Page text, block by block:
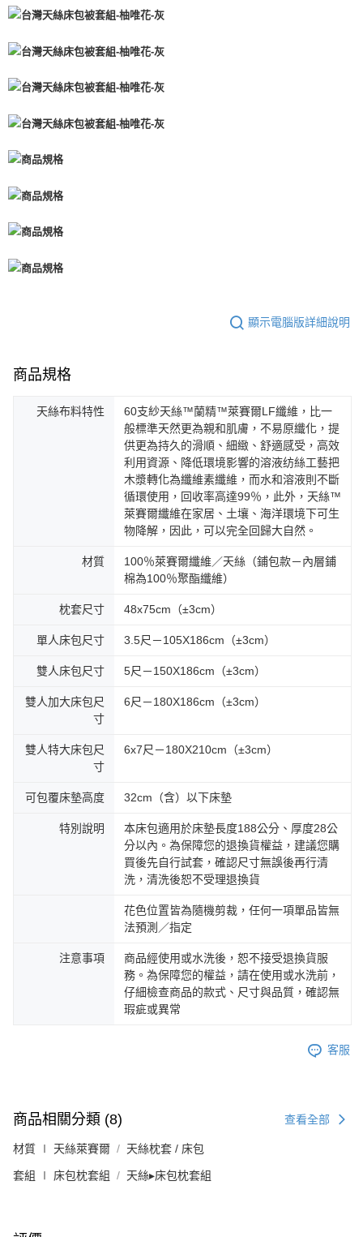
顯示電腦版詳細說明
商品規格
天絲布料特性
60支紗天絲™蘭精™萊賽爾LF纖維，比一
般標準天然更為親和肌膚，不易原纖化，提
供更為持久的滑順、細緻、舒適感受，高效
利用資源、降低環境影響的溶液纺絲工藝把
木漿轉化為纖維素纖維，而水和溶液則不斷
循環使用，回收率高達99％，此外，天絲™
萊賽爾纖維在家居、土壤、海洋環境下可生
物降解，因此，可以完全回歸大自然。
材質
100％萊賽爾纖維／天絲（鋪包款－內層鋪
棉為100％聚酯纖維）
枕套尺寸 48x75cm（±3cm）
單人床包尺寸 3.5尺－105X186cm（±3cm）
雙人床包尺寸 5尺－150X186cm（±3cm）
雙人加大床包尺
寸
6尺－180X186cm（±3cm）
雙人特大床包尺
寸
6x7尺－180X210cm（±3cm）
可包覆床墊高度 32cm（含）以下床墊
特別說明
本床包適用於床墊長度188公分、厚度28公
分以內。為保障您的退換貨權益，建議您購
買後先自行試套，確認尺寸無誤後再行清
洗，清洗後恕不受理退換貨
花色位置皆為隨機剪裁，任何一項單品皆無
法預測／指定
注意事項
商品經使用或水洗後，恕不接受退換貨服
務。為保障您的權益，請在使用或水洗前，
仔細檢查商品的款式、尺寸與品質，確認無
瑕疵或異常
客服
商品相關分類 (8) 查看全部
材質 ∣ 天絲萊賽爾 天絲枕套 / 床包
套組 ∣ 床包枕套組 天絲▸床包枕套組